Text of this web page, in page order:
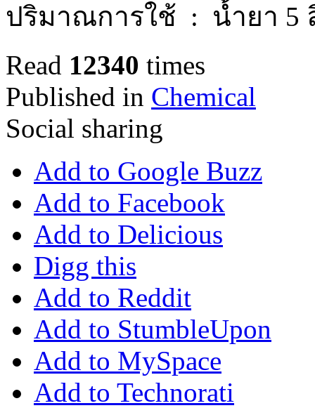
ปริมาณการใช้ : น้ำยา 5
Read 12340 times
Published in Chemical
Social sharing
Add to Google Buzz
Add to Facebook
Add to Delicious
Digg this
Add to Reddit
Add to StumbleUpon
Add to MySpace
Add to Technorati